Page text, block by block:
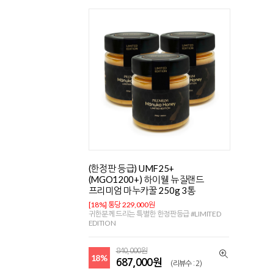
(한정판 등급) UMF25+
(MGO1200+) 하이웰 뉴질랜드
프리미엄 마누카꿀 250g 3통
[18%] 통당 229,000원
귀한분께 드리는 특별한 한정판등급 #LIMITED
EDITION
18%
840,000원
687,000원 (리뷰수 : 2)